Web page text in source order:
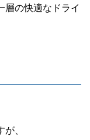
層の快適なドライ
、